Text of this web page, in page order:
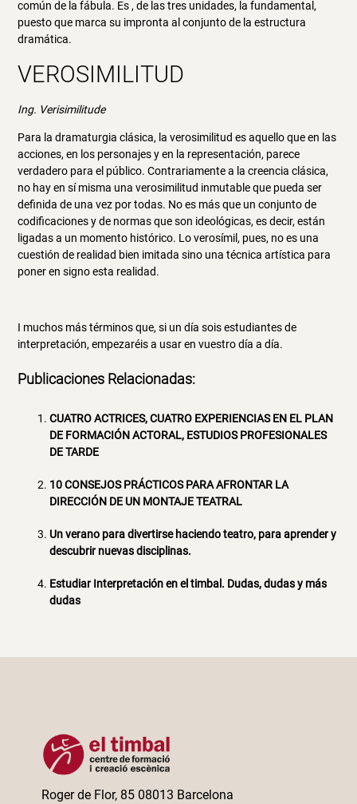
común de la fábula. Es , de las tres unidades, la fundamental,
puesto que marca su impronta al conjunto de la estructura
dramática.
VEROSIMILITUD
Ing. Verisimilitude
Para la dramaturgia clásica, la verosimilitud es aquello que en las
acciones, en los personajes y en la representación, parece
verdadero para el público. Contrariamente a la creencia clásica,
no hay en sí misma una verosimilitud inmutable que pueda ser
definida de una vez por todas. No es más que un conjunto de
codificaciones y de normas que son ideológicas, es decir, están
ligadas a un momento histórico. Lo verosímil, pues, no es una
cuestión de realidad bien imitada sino una técnica artística para
poner en signo esta realidad.
I muchos más términos que, si un día sois estudiantes de
interpretación, empezaréis a usar en vuestro día a día.
Publicaciones Relacionadas:
CUATRO ACTRICES, CUATRO EXPERIENCIAS EN EL PLAN
DE FORMACIÓN ACTORAL, ESTUDIOS PROFESIONALES
DE TARDE
10 CONSEJOS PRÁCTICOS PARA AFRONTAR LA
DIRECCIÓN DE UN MONTAJE TEATRAL
Un verano para divertirse haciendo teatro, para aprender y
descubrir nuevas disciplinas.
Estudiar Interpretación en el timbal. Dudas, dudas y más
dudas
Roger de Flor, 85 08013 Barcelona